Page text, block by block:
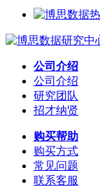
公司介绍
公司介绍
研究团队
招才纳贤
购买帮助
购买方式
常见问题
联系客服